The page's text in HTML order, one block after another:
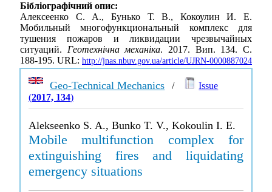
Бібліографічний опис:
Алексеенко С. А., Бунько Т. В., Кокоулин И. Е.
Мобильный многофункциональный комплекс для
тушения пожаров и ликвидации чрезвычайных
ситуаций. Геотехнічна механіка. 2017. Вип. 134. С.
188-195. URL: http://jnas.nbuv.gov.ua/article/UJRN-0000887024
Geo-Technical Mechanics /
Issue
(2017, 134)
Alekseenko S. A., Bunko T. V., Kokoulin I. E.
Mobile multifunction complex for
extinguishing fires and liquidating
emergency situations